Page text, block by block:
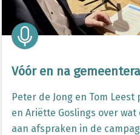
Vóór en na
Peter de Jong en Tom
en Ariëtte Goslings over
aan afspraken in de